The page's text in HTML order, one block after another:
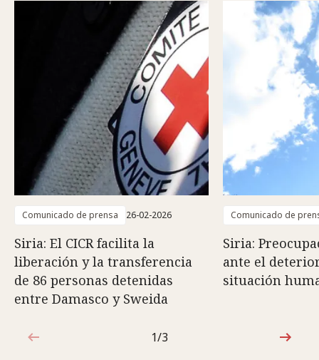
Comunicado de prensa 26-02-2026
Siria: El CICR facilita la
liberación y la transferencia
de 86 personas detenidas
entre Damasco y Sweida
Comunicado de
Siria:
ante el
situación
1de3
1/3